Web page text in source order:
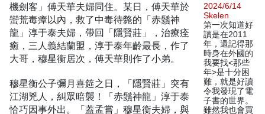
機劍客」傅天華夫婦同住。某日，傅天華於
蠻荒毒瘴以內，救了中毒待斃的「赤鬚神
龍」淳于泰夫婦，帶回「隱賢莊」，治療痊
癒，三人義結蘭盟，淳于泰年齡最長，作了
大哥，穆星衡居次，傅天華則作了小弟。
穆星衡公子彌月喜筵之日，「隱賢莊」突有
江湖兇人，糾眾暗襲！「赤鬚神龍」淳于泰
恰巧因事外出。「蓋孟嘗」穆星衡夫婦，與
2024/6/14
Skelen
第一次知道好
讀是在2011
年，還記得那
時身在外國的
我要找<那些
年>是十分困
難，就是好讀
令我發現了電
子書的世界。
雖然我也會買